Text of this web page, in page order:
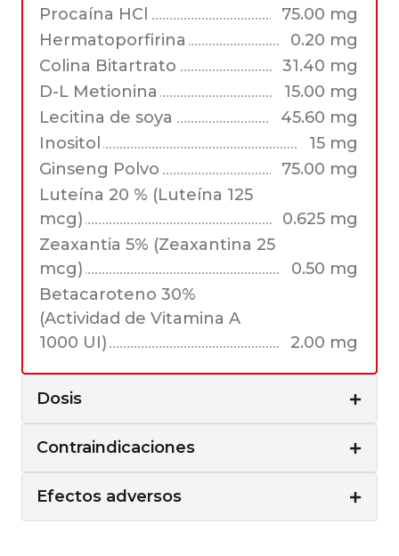
Procaína HCl
75.00 mg
Hermatoporfirina
0.20 mg
Colina Bitartrato
31.40 mg
D-L Metionina
15.00 mg
Lecitina de soya
45.60 mg
Inositol
15 mg
Ginseng Polvo
75.00 mg
Luteína 20 % (Luteína 125
mcg)
0.625 mg
Zeaxantia 5% (Zeaxantina 25
mcg)
0.50 mg
Betacaroteno 30%
(Actividad de Vitamina A
1000 UI)
2.00 mg
Dosis
Contraindicaciones
Efectos adversos